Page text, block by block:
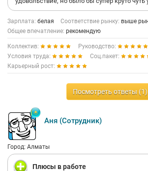
Зарплата: белая Соответствие рынку: выше
Общее впечатление: рекомендую
Коллектив:
Руководство:
Условия труда:
Соц.пакет:
Карьерный рост:
Посмотреть ответы (1)
Аня (Сотрудник)
Город: Алматы
Плюсы в работе